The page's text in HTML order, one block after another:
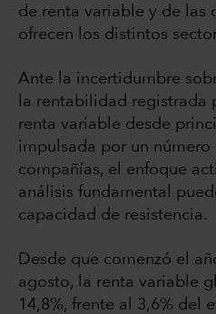
de renta variable y de las
ofrecen los distintos
Ante la incertidumbre
la rentabilidad registrada
renta variable desde
impulsada por un número
compañías, el enfoque
análisis fundamental
capacidad de resistencia.
Desde que comenzó el
agosto, la renta variable
14,8%, frente al 3,6% del